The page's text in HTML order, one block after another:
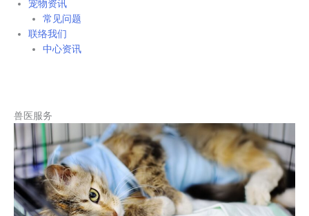
宠物资讯
常见问题
联络我们
中心资讯
兽医服务